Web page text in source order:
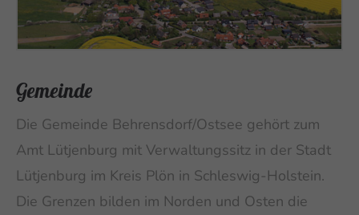
Gemeinde
Die Gemeinde Behrensdorf/Ostsee gehört zum
Amt Lütjenburg mit Verwaltungssitz in der Stadt
Lütjenburg im Kreis Plön in Schleswig-Holstein.
Die Grenzen bilden im Norden und Osten die